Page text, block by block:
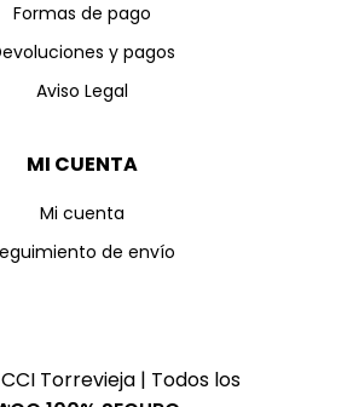
Formas de pago
y pagos
Aviso Legal
MI CUENTA
Mi cuenta
de envío
Torrevieja | Todos los